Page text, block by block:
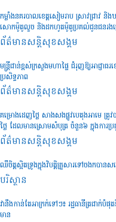
កម្លាំងនគរបាលខេត្តសៀមរាប ស្រាវជ្រា
សោកម៉ូតូលួច និងដកហូតម៉ូតូប្រគល់ជូនជនរង
ព័ត៌មានសន្តិសុខ​សង្គម
មន្រ្តីជាន់ខ្ពស់ក្រសួងមហាផ្ទៃ ជំរុញឱ្យអាជ្ញ
ប្រសិទ្ធភាព
ព័ត៌មានសន្តិសុខ​សង្គម
គម្រោងដេញថ្លៃ សាងសងផ្លូវបេតុងអាមេ ត្រូ
ថ្លៃ ដែលមានស្រោមសំបុត្រ ចំនួន៦ ក្នុងការប្រ
ព័ត៌មានសន្តិសុខ​សង្គម
ឈឺចិត្តស្អិតទ្រូងក្នុងវិបត្តិគ្រួសារទៅចងកបានស
បរិស្ថាន
វានឹងកាន់តែអាក្រក់ទៅៗ៖ រដ្ឋធានីត្រជា
មាន